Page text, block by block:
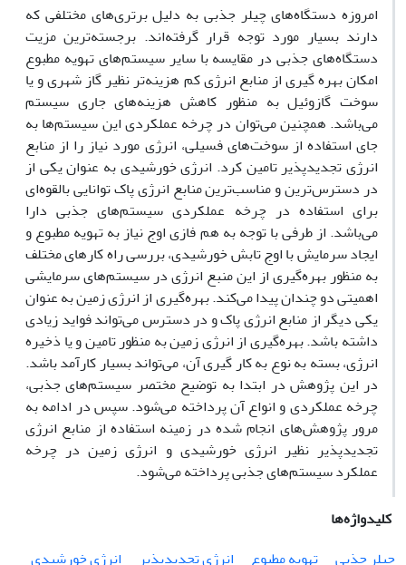
امروزه دستگاه‌های چیلر جذبی به دلیل برتری‌های مختلفی که
دارند بسیار مورد توجه قرار گرفته‌اند. برجسته‌ترین مزیت
دستگاه‌های جذبی در مقایسه با سایر سیستم‌های تهویه مطبوع
امکان بهره گیری از منابع انرژی کم هزینه‌تر نظیر گاز شهری و یا
سوخت گازوئیل به منظور کاهش هزینه‌های جاری سیستم
می‌باشد. همچنین می‌توان در چرخه عملکردی این سیستم‌ها به
جای استفاده از سوخت‌های فسیلی، انرژی مورد نیاز را از منابع
انرژی تجدیدپذیر تامین کرد. انرژی خورشیدی به عنوان یکی از
در دسترس‌ترین و مناسب‌ترین منابع انرژی پاک توانایی بالقوه‌‌ای
برای استفاده در چرخه عملکردی سیستم‌های جذبی دارا
می‌باشد. از طرفی با توجه به هم فازی اوج نیاز به تهویه مطبوع و
ایجاد سرمایش با اوج تابش خورشیدی، بررسی راه کارهای مختلف
به منظور بهره‌گیری از این منبع انرژی در سیستم‌های سرمایشی
اهمیتی دو چندان پیدا می‌کند. بهره‌گیری از انرژی زمین به عنوان
یکی دیگر از منابع انرژی پاک و در دسترس می‌تواند فواید زیادی
داشته باشد. بهره‌گیری از انرژی زمین به منظور تامین و یا ذخیره
انرژی، بسته به نوع به کار گیری آن، می‌تواند بسیار کارآمد باشد.
در این پژوهش در ابتدا به توضیح مختصر سیستم‌های جذبی،
چرخه عملکردی و انواع آن پرداخته می‌شود. سپس در ادامه به
مرور پژوهش‌های انجام شده در زمینه استفاده از منابع انرژی
تجدیدپذیر نظیر انرژی خورشیدی و انرژی زمین در چرخه
عملکرد سیستم‌های جذبی پرداخته می‌شود.
کلیدواژه‌ها
چیلر جذبی
تهویه مطبوع انرژی‌ تجدیدپذیر
انرژی خورشیدی